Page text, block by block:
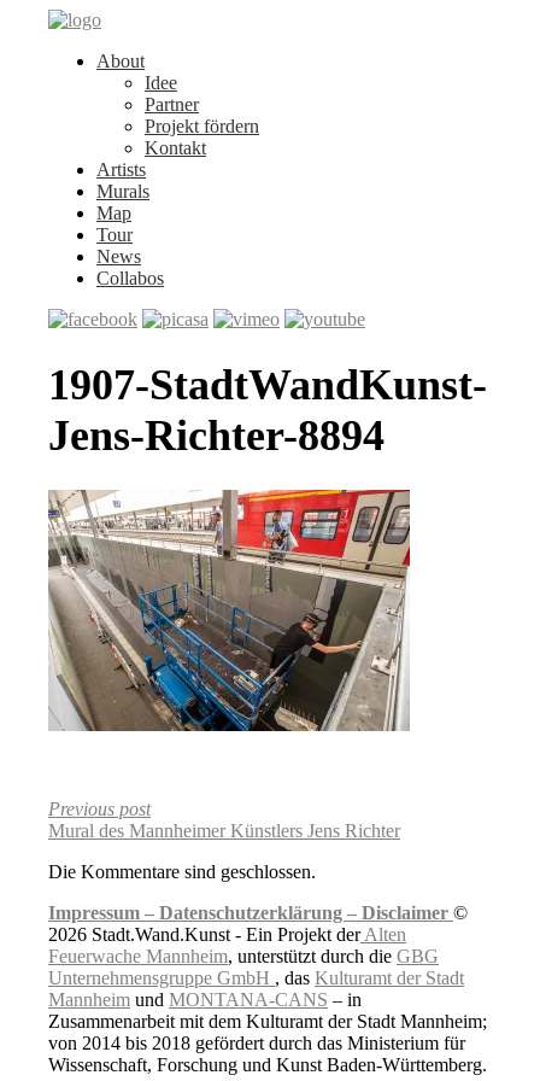
About
Idee
Partner
Projekt fördern
Kontakt
Artists
Murals
Map
Tour
News
Collabos
1907-StadtWandKunst-
Jens-Richter-8894
Previous post
Mural des Mannheimer Künstlers Jens Richter
Die Kommentare sind geschlossen.
Impressum – Datenschutzerklärung – Disclaimer ©
2026 Stadt.Wand.Kunst - Ein Projekt derAlten
Feuerwache Mannheim, unterstützt durch die GBG
Unternehmensgruppe GmbH , das Kulturamt der Stadt
Mannheim und MONTANA-CANS – in
Zusammenarbeit mit dem Kulturamt der Stadt Mannheim;
von 2014 bis 2018 gefördert durch das Ministerium für
Wissenschaft, Forschung und Kunst Baden-Württemberg.